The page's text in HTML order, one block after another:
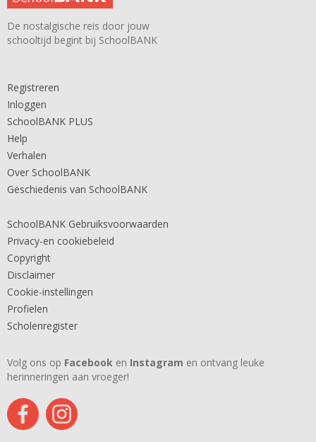
De nostalgische reis door jouw
schooltijd begint bij SchoolBANK
Registreren
Inloggen
SchoolBANK PLUS
Help
Verhalen
Over SchoolBANK
Geschiedenis van SchoolBANK
SchoolBANK Gebruiksvoorwaarden
Privacy-en cookiebeleid
Copyright
Disclaimer
Cookie-instellingen
Profielen
Scholenregister
Volg ons op Facebook en Instagram en ontvang leuke
herinneringen aan vroeger!